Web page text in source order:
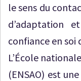
le sens du
d’adaptation
confiance en soi
L’École
(ENSAO) est